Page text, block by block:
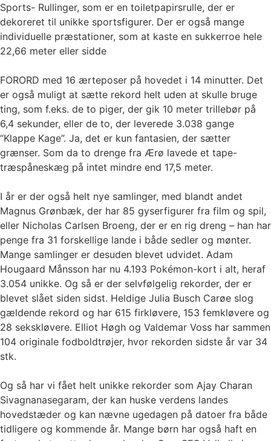
Sports- Rullinger, som er en toiletpapirsrulle, der er
dekoreret til unikke sportsfigurer. Der er også mange
individuelle præstationer, som at kaste en sukkerroe hele
22,66 meter eller sidde
FORORD med 16 ærteposer på hovedet i 14 minutter. Det
er også muligt at sætte rekord helt uden at skulle bruge
ting, som f.eks. de to piger, der gik 10 meter trillebør på
6,4 sekunder, eller de to, der leverede 3.038 gange
“Klappe Kage”. Ja, det er kun fantasien, der sætter
grænser. Som da to drenge fra Ærø lavede et tape-
træspåneskæg på intet mindre end 17,5 meter.
I år er der også helt nye samlinger, med blandt andet
Magnus Grønbæk, der har 85 gyserfigurer fra film og spil,
eller Nicholas Carlsen Broeng, der er en rig dreng – han har
penge fra 31 forskellige lande i både sedler og mønter.
Mange samlinger er desuden blevet udvidet. Adam
Hougaard Månsson har nu 4.193 Pokémon-kort i alt, heraf
3.054 unikke. Og så er der selvfølgelig rekorder, der er
blevet slået siden sidst. Heldige Julia Busch Carøe slog
gældende rekord og har 615 firkløvere, 153 femkløvere og
28 sekskløvere. Elliot Høgh og Valdemar Voss har sammen
104 originale fodboldtrøjer, hvor rekorden sidste år var 34
stk.
Og så har vi fået helt unikke rekorder som Ajay Charan
Sivagnanasegaram, der kan huske verdens landes
hovedstæder og kan nævne ugedagen på datoer fra både
tidligere og kommende år. Mange børn har også haft en